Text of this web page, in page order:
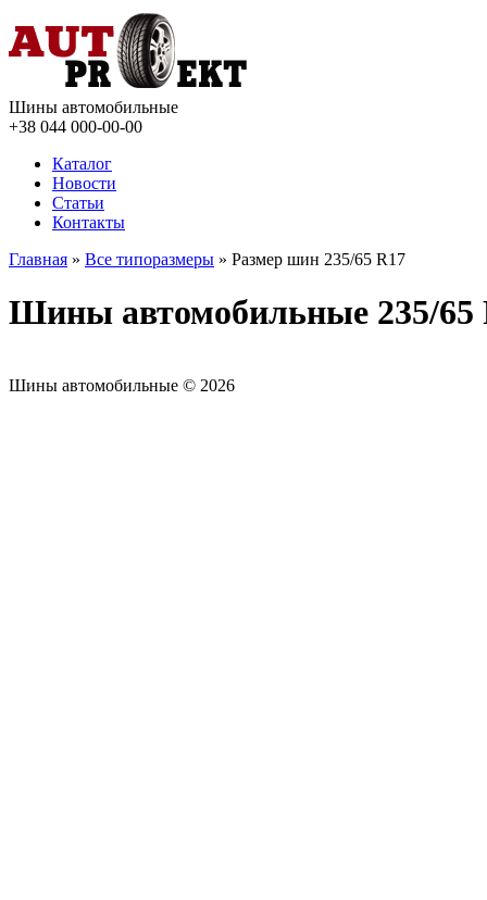
Шины автомобильные
+38 044 000-00-00
Каталог
Новости
Статьи
Контакты
Главная » Все типоразмеры » Размер шин 235/65 R17
Шины автомобильные 235/65
Шины автомобильные © 2026